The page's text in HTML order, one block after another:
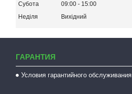
Субота
09:00
15:00
Неділя
Вихідний
ГАРАНТИЯ
Условия гарантийного обслуживания